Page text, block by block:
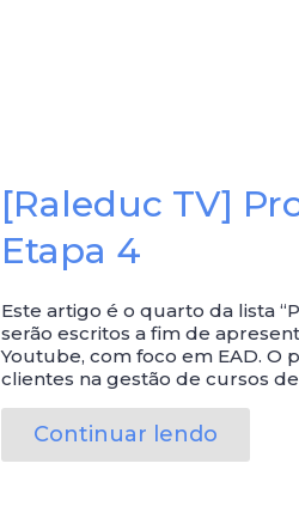
[Raleduc TV]
Etapa 4
Este artigo é o quarto da lista
serão escritos a fim de
Youtube, com foco em EAD.
clientes na gestão de cursos
Continuar lendo